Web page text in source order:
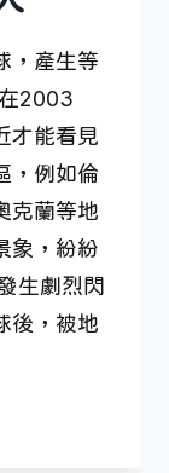
，產生等
2003
才能看見
，例如倫
克蘭等地
象，紛紛
生劇烈閃
後，被地